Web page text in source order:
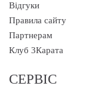
Відгуки
Правила сайту
Партнерам
Клуб 3Карата
СЕРВІС